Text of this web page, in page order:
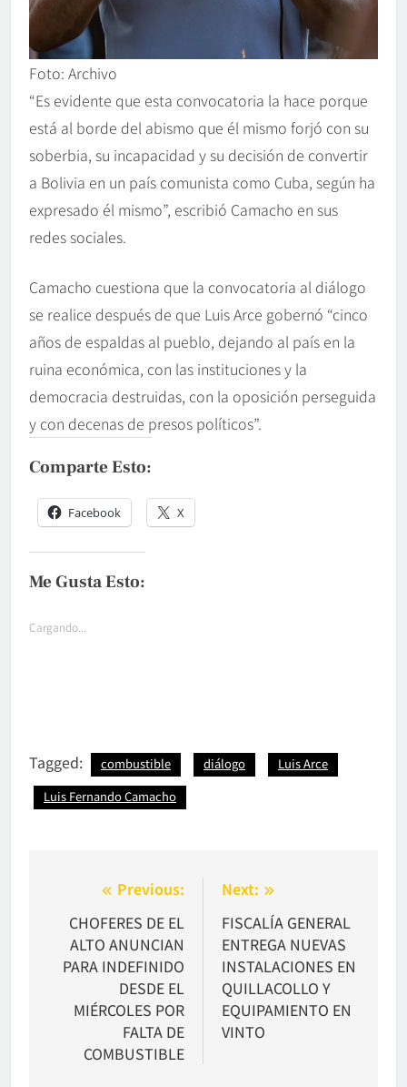
Foto: Archivo
“Es evidente que esta convocatoria la hace porque
está al borde del abismo que él mismo forjó con su
soberbia, su incapacidad y su decisión de convertir
a Bolivia en un país comunista como Cuba, según ha
expresado él mismo”, escribió Camacho en sus
redes sociales.
Camacho cuestiona que la convocatoria al diálogo
se realice después de que Luis Arce gobernó “cinco
años de espaldas al pueblo, dejando al país en la
ruina económica, con las instituciones y la
democracia destruidas, con la oposición perseguida
y con decenas de presos políticos”.
Comparte Esto:
Facebook X
Me Gusta Esto:
Cargando...
Tagged: combustible diálogo
Luis Arce
Luis Fernando Camacho
Navegación
de
entradas
Previous:
CHOFERES DE EL
ALTO ANUNCIAN
PARA INDEFINIDO
DESDE EL
MIÉRCOLES POR
FALTA DE
COMBUSTIBLE
Next:
FISCALÍA GENERAL
ENTREGA NUEVAS
INSTALACIONES EN
QUILLACOLLO Y
EQUIPAMIENTO EN
VINTO